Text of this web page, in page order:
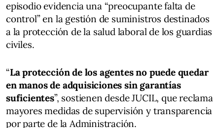
episodio evidencia una “preocupante falta de
control” en la gestión de suministros destinados
a la protección de la salud laboral de los guardias
civiles.
“La protección de los agentes no puede quedar
en manos de adquisiciones sin garantías
suficientes”, sostienen desde JUCIL, que reclama
mayores medidas de supervisión y transparencia
por parte de la Administración.